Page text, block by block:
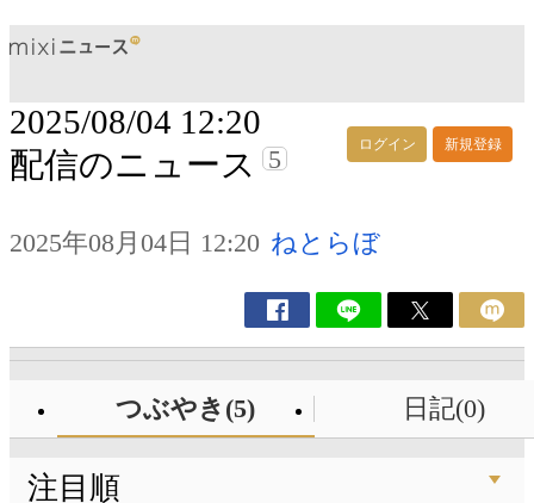
ログイン 新規登録
2025/08/04 12:20
配信のニュース
5
2025年08月04日 12:20 ねとらぼ
つぶやき(5) 日記(0)
注目順